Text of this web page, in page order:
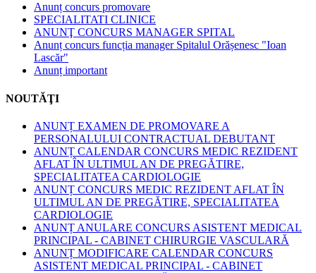
Anunț concurs promovare
SPECIALITATI CLINICE
ANUNŢ CONCURS MANAGER SPITAL
Anunț concurs funcția manager Spitalul Orășenesc "Ioan
Lascăr"
Anunț important
NOUTĂŢI
ANUNȚ EXAMEN DE PROMOVARE A
PERSONALULUI CONTRACTUAL DEBUTANT
ANUNȚ CALENDAR CONCURS MEDIC REZIDENT
AFLAT ÎN ULTIMUL AN DE PREGĂTIRE,
SPECIALITATEA CARDIOLOGIE
ANUNȚ CONCURS MEDIC REZIDENT AFLAT ÎN
ULTIMUL AN DE PREGĂTIRE, SPECIALITATEA
CARDIOLOGIE
ANUNȚ ANULARE CONCURS ASISTENT MEDICAL
PRINCIPAL - CABINET CHIRURGIE VASCULARĂ
ANUNȚ MODIFICARE CALENDAR CONCURS
ASISTENT MEDICAL PRINCIPAL - CABINET